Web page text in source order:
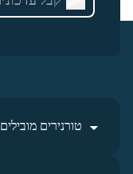
טורנירים מובילים